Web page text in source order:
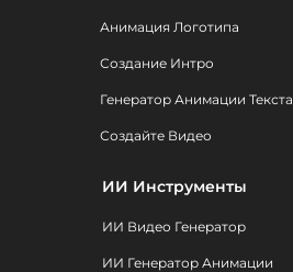
Анимация Логотипа
Создание Интро
Генератор Анимации Текста
Создайте Видео
ИИ Инструменты
ИИ Видео Генератор
ИИ Генератор Анимации